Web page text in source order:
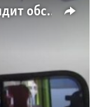
Коронавирус в Крыму: как выглядит обсерватор под Евпаторией (видео)